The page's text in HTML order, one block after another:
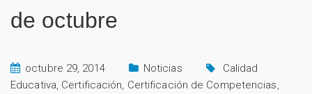
de octubre
octubre 29, 2014 Noticias
Calidad
Educativa, Certificación, Certificación de Competencias,